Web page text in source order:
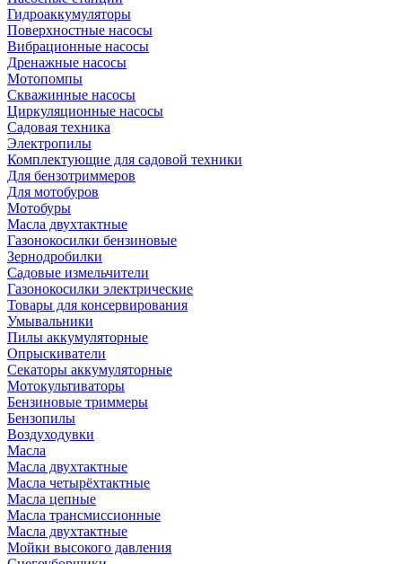
Гидроаккумуляторы
Поверхностные насосы
Вибрационные насосы
Дренажные насосы
Мотопомпы
Скважинные насосы
Циркуляционные насосы
Садовая техника
Электропилы
Комплектующие для садовой техники
Для бензотриммеров
Для мотобуров
Мотобуры
Масла двухтактные
Газонокосилки бензиновые
Зернодробилки
Садовые измельчители
Газонокосилки электрические
Товары для консервирования
Умывальники
Пилы аккумуляторные
Опрыскиватели
Секаторы аккумуляторные
Мотокультиваторы
Бензиновые триммеры
Бензопилы
Воздуходувки
Масла
Масла двухтактные
Масла четырёхтактные
Масла цепные
Масла трансмиссионные
Масла двухтактные
Мойки высокого давления